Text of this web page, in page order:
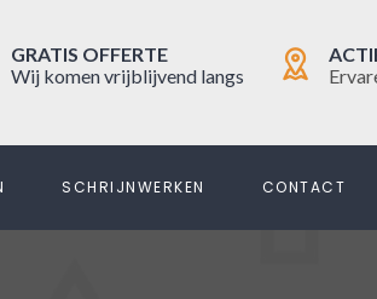
GRATIS OFFERTE
Wij komen vrijblijvend langs
SCHRIJNWERKEN CONTACT